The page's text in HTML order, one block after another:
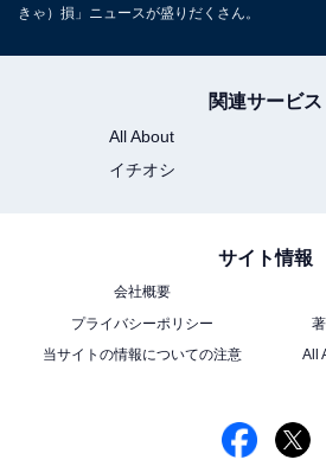
きゃ）損」ニュースが盛りだくさん。
関連サービス
All About
イチオシ
サイト情報
会社概要
プライバシーポリシー
当サイトの情報についての注意
All